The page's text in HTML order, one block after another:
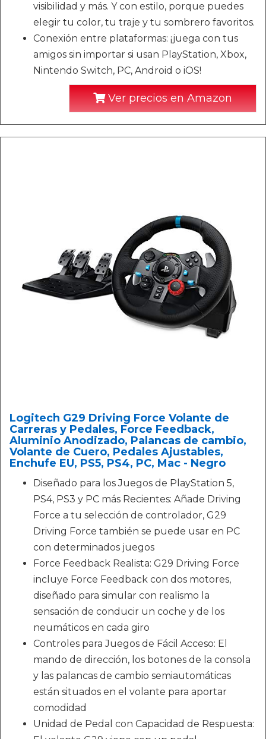
visibilidad y más. Y con estilo, porque puedes
elegir tu color, tu traje y tu sombrero favoritos.
Conexión entre plataformas: ¡juega con tus
amigos sin importar si usan PlayStation, Xbox,
Nintendo Switch, PC, Android o iOS!
Ver precios en Amazon
Logitech G29 Driving Force Volante de
Carreras y Pedales, Force Feedback,
Aluminio Anodizado, Palancas de cambio,
Volante de Cuero, Pedales Ajustables,
Enchufe EU, PS5, PS4, PC, Mac - Negro
Diseñado para los Juegos de PlayStation 5,
PS4, PS3 y PC más Recientes: Añade Driving
Force a tu selección de controlador, G29
Driving Force también se puede usar en PC
con determinados juegos
Force Feedback Realista: G29 Driving Force
incluye Force Feedback con dos motores,
diseñado para simular con realismo la
sensación de conducir un coche y de los
neumáticos en cada giro
Controles para Juegos de Fácil Acceso: El
mando de dirección, los botones de la consola
y las palancas de cambio semiautomáticas
están situados en el volante para aportar
comodidad
Unidad de Pedal con Capacidad de Respuesta: